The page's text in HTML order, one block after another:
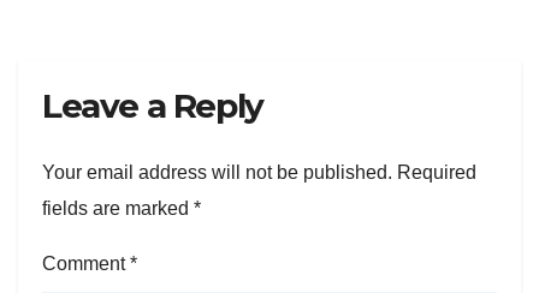
Leave a Reply
Your email address will not be published. Required
fields are marked *
Comment*